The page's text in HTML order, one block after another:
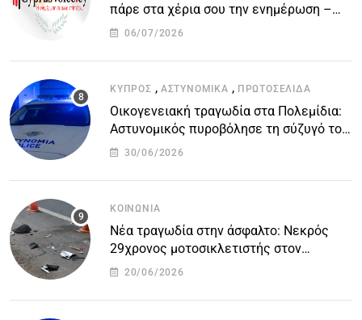
πάρε στα χέρια σου την ενημέρωση –
στείλε το δικό σου άρθρο την δική σου
06/07/2026
ΚΎΠΡΟΣ , ΑΣΤΥΝΟΜΙΚΆ , ΠΡΩΤΟΣΈΛΙΔΑ
Οικογενειακή τραγωδία στα Πολεμίδια:
Αστυνομικός πυροβόλησε τη σύζυγό του
και αυτοκτόνησε
30/06/2026
ΚΟΙΝΩΝΊΑ
Νέα τραγωδία στην άσφαλτο: Νεκρός
29χρονος μοτοσικλετιστής στον
αυτοκινητόδρομο Πάφου – Λεμεσού
20/06/2026